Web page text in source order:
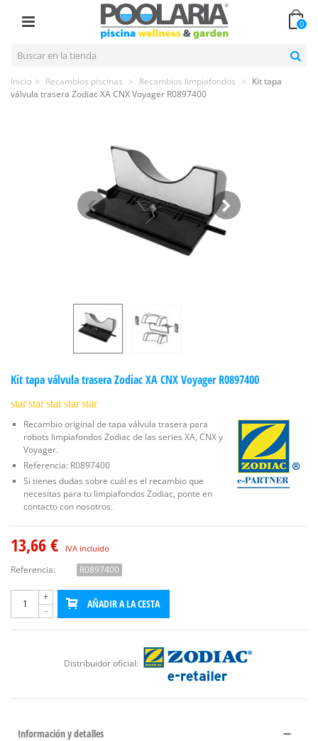
0
Inicio > Recambios piscinas > Recambios limpiafondos > Kit tapa
válvula trasera Zodiac XA CNX Voyager R0897400
Kit tapa válvula trasera Zodiac XA CNX Voyager R0897400
starstarstarstarstar
Recambio original de tapa válvula trasera para
robots limpiafondos Zodiac de las series XA, CNX y
Voyager.
Referencia: R0897400
Si tienes dudas sobre cuál es el recambio que
necesitas para tu limpiafondos Zodiac, ponte en
contacto con nosotros.
13,66 € IVA incluido
Referencia: R0897400
-
+
AÑADIR A LA CESTA
Distribuidor oficial:
Información y detalles